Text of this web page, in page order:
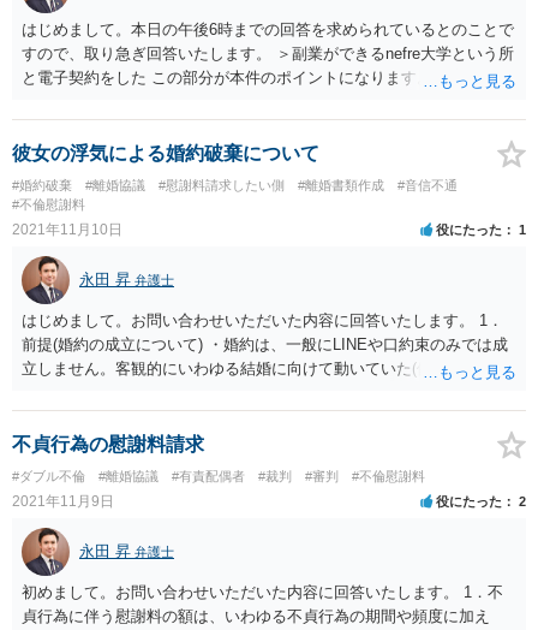
はじめまして。本日の午後6時までの回答を求められているとのことで
すので、取り急ぎ回答いたします。 ＞副業ができるnefre大学という所
と電子契約をした この部分が本件のポイントになります。当該契約を
お伺いさせていただければと存じます。
彼女の浮気による婚約破棄について
#婚約破棄 #離婚協議 #慰謝料請求したい側 #離婚書類作成
#音信不通
#不倫慰謝料
2021年11月10日 役にたった 1
永田 昇 弁護士
はじめまして。お問い合わせいただいた内容に回答いたします。 1．
前提(婚約の成立について) ・婚約は、一般にLINEや口約束のみでは成
立しません。客観的にいわゆる結婚に向けて動いていた(例：両親の挨
なります。 ・ご相談者様の場合、ペアリングを購入されている一方、
音信不通状態とのことですので、現時点では、婚約が成立していると
しているか、具体的な事情をお伺いする必要がございます。 2．彼女
の浮気の証拠を掴み別れることになった場合は婚約破棄ということに
なるのでしょうか？ ・(仮に婚約が成立していた場合)別れるというこ
とは、一般に結婚を行わないとの意思を示すものですので、婚約破棄
に該当します。 3．彼女と彼女の浮気相手の住所が分かっている場
合、どのようにすればいいでしょうか？ ・そもそも婚約が成立してい
不貞行為の慰謝料請求
#ダブル不倫 #離婚協議 #有責配偶者 #裁判 #審判 #不倫慰謝料
2021年11月9日 役にたった 2
永田 昇 弁護士
初めまして。お問い合わせいただいた内容に回答いたします。 1．不
貞行為に伴う慰謝料の額は、いわゆる不貞行為の期間や頻度に加え